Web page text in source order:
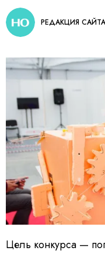
РЕДАКЦИЯ САЙТА
Цель конкурса —